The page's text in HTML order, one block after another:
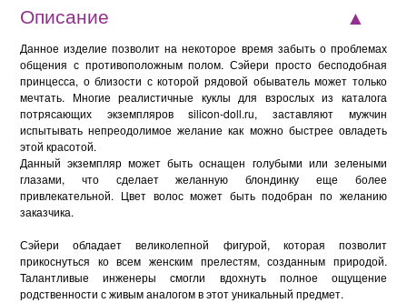
Описание
Данное изделие позволит на некоторое время забыть о проблемах
общения с противоположным полом. Сэйери просто бесподобная
принцесса, о близости с которой рядовой обыватель может только
мечтать. Многие реалистичные куклы для взрослых из каталога
потрясающих экземпляров silicon-doll.ru, заставляют мужчин
испытывать непреодолимое желание как можно быстрее овладеть
этой красотой.
Данный экземпляр может быть оснащен голубыми или зелеными
глазами, что сделает желанную блондинку еще более
привлекательной. Цвет волос может быть подобран по желанию
заказчика.
Сэйери обладает великолепной фигурой, которая позволит
прикоснуться ко всем женским прелестям, созданным природой.
Талантливые инженеры смогли вдохнуть полное ощущение
родственности с живым аналогом в этот уникальный предмет.